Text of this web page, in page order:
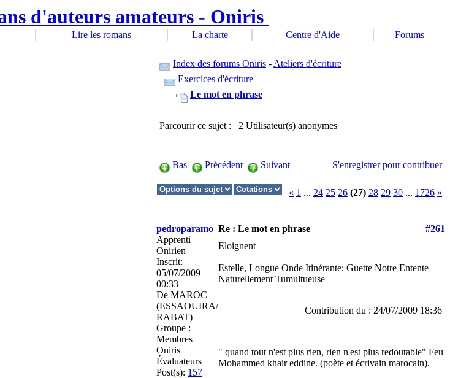
Lire les romans La charte Centre d'Aide
Forums
Index des forums Oniris - Ateliers d'écriture
Exercices d'écriture
Le mot en phrase
Parcourir ce sujet : 2 Utilisateur(s) anonymes
Bas Précédent Suivant S'enregistrer pour contribuer
« 1 ... 24 25 26 (27) 28 29 30 ... 1726 »
pedroparamo Re : Le mot en phrase
#261
Apprenti
Onirien
Inscrit:
05/07/2009
00:33
De MAROC
(ESSAOUIRA/
RABAT)
Groupe :
Membres
Oniris
Évaluateurs
Post(s): 157
Eloignent
Estelle, Longue Onde Itinérante; Guette Notre Entente
Naturellement Tumultueuse
Contribution du : 24/07/2009 18:36
" quand tout n'est plus rien, rien n'est plus redoutable" Feu
Mohammed khair eddine. (poète et écrivain marocain).